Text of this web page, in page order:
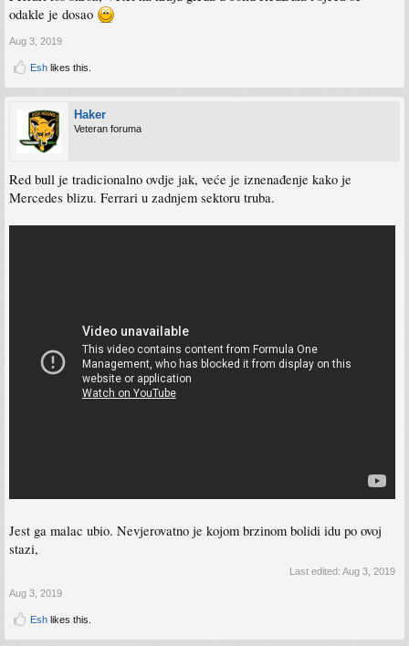
odakle je dosao
Aug 3, 2019
Esh likes this.
Haker
Veteran foruma
Red bull je tradicionalno ovdje jak, veće je iznenađenje kako je
Mercedes blizu. Ferrari u zadnjem sektoru truba.
Jest ga malac ubio. Nevjerovatno je kojom brzinom bolidi idu po ovoj
stazi,
Last edited: Aug 3, 2019
Aug 3, 2019
Esh likes this.